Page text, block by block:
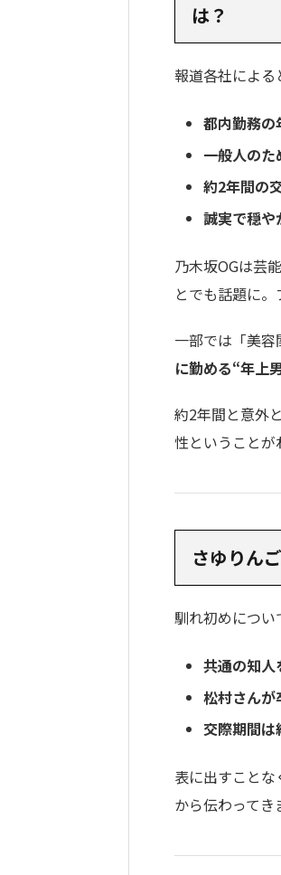
は？
報道各社による
都内勤務の
一般人の
約2年間の
誠実で穏や
乃木坂OGは芸
とでも話題に
一部では「美容
に勤める“年上
約2年間と意外
性ということが
さゆりん
馴れ初めについ
共通の知人
松村さんが
交際期間は
表に出すこと
から伝わってき